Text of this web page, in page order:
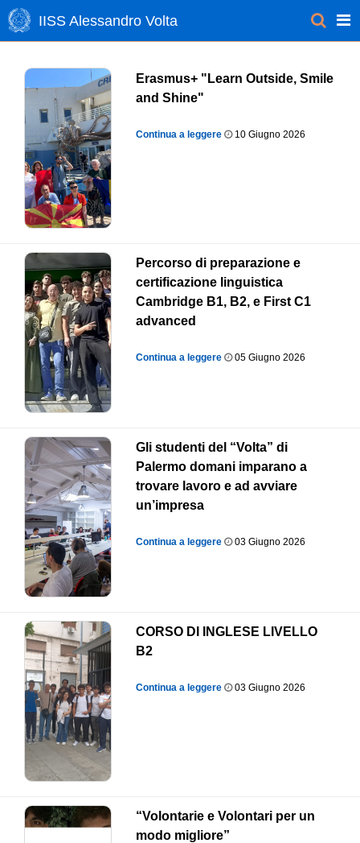
IISS Alessandro Volta
Home»Attività
Erasmus+ "Learn Outside, Smile
and Shine"
Continua a leggere 10 Giugno 2026
Percorso di preparazione e
certificazione linguistica
Cambridge B1, B2, e First C1
advanced
Continua a leggere 05 Giugno 2026
Gli studenti del “Volta” di
Palermo domani imparano a
trovare lavoro e ad avviare
un’impresa
Continua a leggere 03 Giugno 2026
CORSO DI INGLESE LIVELLO
B2
Continua a leggere 03 Giugno 2026
“Volontarie e Volontari per un
modo migliore”